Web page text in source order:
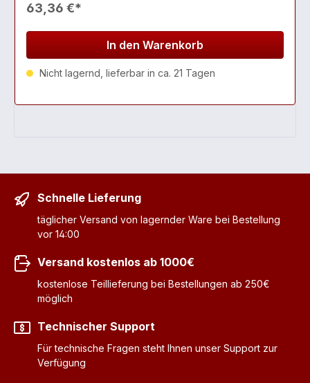
63,36 €*
In den Warenkorb
Nicht lagernd, lieferbar in ca. 21 Tagen
Schnelle Lieferung
täglicher Versand von lagernder Ware bei Bestellung
vor 14:00
Versand kostenlos ab 1000€
kostenlose Teillieferung bei Bestellungen ab 250€
möglich
Technischer Support
Für technische Fragen steht Ihnen unser Support zur
Verfügung